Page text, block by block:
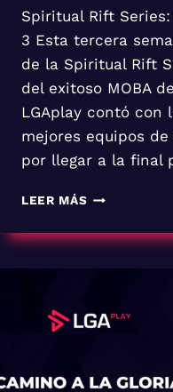
Spiritual Rift
3 Esta tercera
de la Spiritual Rift
del exitoso MOBA
LGAplay contó con
mejores equipos
por llegar a la final
LEER MÁSSPIRITUAL
SERIES:
DE
3